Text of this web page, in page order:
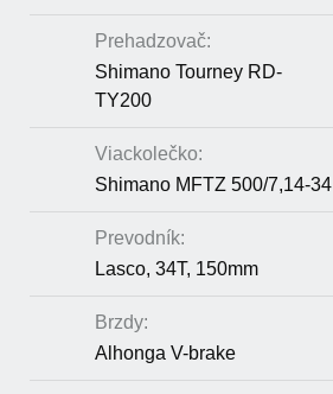
Prehadzovač:
Shimano Tourney RD-
TY200
Viackolečko:
Shimano MFTZ 500/7,14-34
Prevodník:
Lasco, 34T, 150mm
Brzdy:
Alhonga V-brake